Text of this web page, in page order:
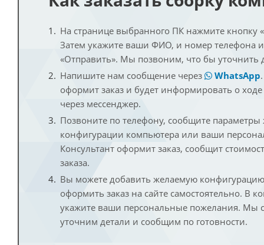
На странице выбранного ПК нажмите кнопку
Затем укажите ваши ФИО, и номер телефона
«Отправить». Мы позвоним, что бы уточнить
Напишите нам сообщение через
WhatsApp
оформит заказ и будет информировать о
через мессенджер.
Позвоните по телефону, сообщите
конфигурации компьютера или ваши
Консультант оформит заказ, сообщит
заказа.
Вы можете добавить желаемую
оформить заказ на сайте самостоятельно. В
укажите ваши персональные пожелания. Мы
уточним детали и сообщим по готовности.